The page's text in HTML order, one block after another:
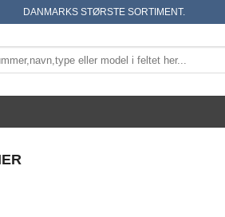
DANMARKS STØRSTE SORTIMENT.